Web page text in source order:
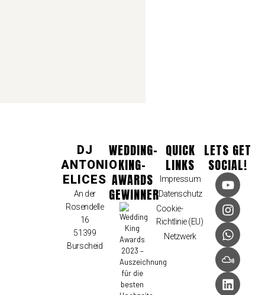
DJ
ANTONIO
ELICES
An der
Rosendelle
16
51399
Burscheid
WEDDING-
KING-
AWARDS
GEWINNER
QUICK
LINKS
Impressum
Datenschutz
Cookie-
Richtlinie (EU)
Netzwerk
LETS GET
SOCIAL!